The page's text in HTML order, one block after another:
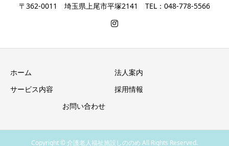
〒362-0011 埼玉県上尾市平塚2141 TEL：048-778-5566
ホーム
法人案内
サービス内容
採用情報
お問い合わせ
Copyright © 介護老人福祉施設しののめ All Rights Reserved.